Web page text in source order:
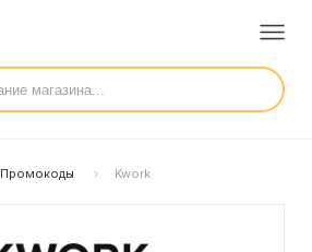
Промокоды Kwork